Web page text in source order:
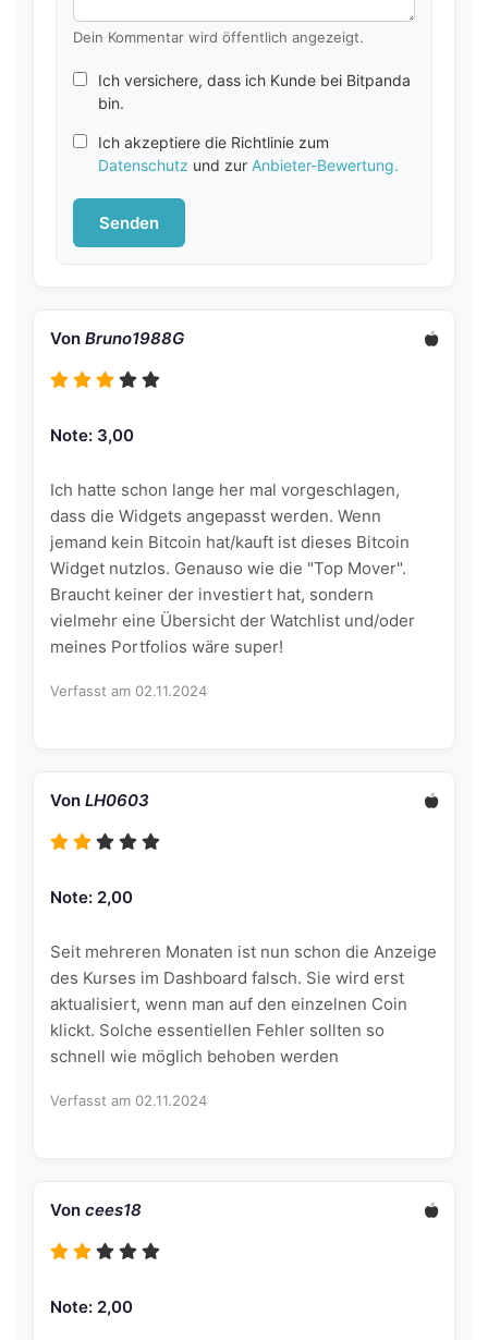
Dein Kommentar wird öffentlich angezeigt.
Ich versichere, dass ich Kunde bei Bitpanda
bin.
Ich akzeptiere die Richtlinie zum
Datenschutz und zur Anbieter-Bewertung.
Senden
Von Bruno1988G
Note: 3,00
Ich hatte schon lange her mal vorgeschlagen,
dass die Widgets angepasst werden. Wenn
jemand kein Bitcoin hat/kauft ist dieses Bitcoin
Widget nutzlos. Genauso wie die "Top Mover".
Braucht keiner der investiert hat, sondern
vielmehr eine Übersicht der Watchlist und/oder
meines Portfolios wäre super!
Verfasst am 02.11.2024
Von LH0603
Note: 2,00
Seit mehreren Monaten ist nun schon die Anzeige
des Kurses im Dashboard falsch. Sie wird erst
aktualisiert, wenn man auf den einzelnen Coin
klickt. Solche essentiellen Fehler sollten so
schnell wie möglich behoben werden
Verfasst am 02.11.2024
Von cees18
Note: 2,00